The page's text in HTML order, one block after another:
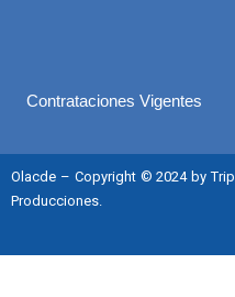
Contrataciones Vigentes
Olacde – Copyright © 2024 by Trip
Producciones.